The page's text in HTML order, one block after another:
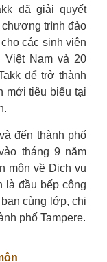
đã giải quyết
trình đào
các sinh viên
Việt Nam và 20
để trở thành
mới tiêu biểu tại
đến thành phố
tháng 9 năm
môn về Dịch vụ
là đầu bếp công
cùng lớp, chị
phố Tampere.